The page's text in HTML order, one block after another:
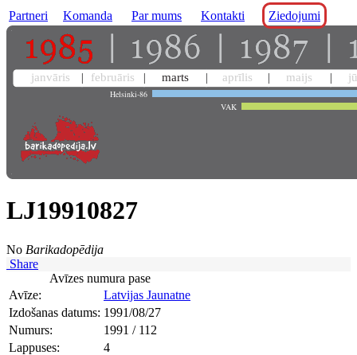
Partneri Komanda Par mums Kontakti Ziedojumi
janvāris februāris marts aprīlis maijs
Helsinki-86
VAK
LJ19910827
No Barikadopēdija
Share
Avīzes numura pase
Avīze:
Latvijas Jaunatne
Izdošanas datums: 1991/08/27
Numurs:
1991 / 112
Lappuses:
4